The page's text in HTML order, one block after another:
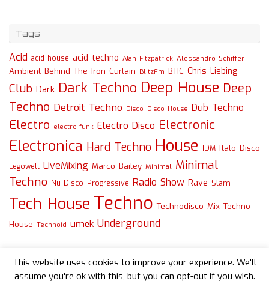
Tags
Acid acid house acid techno Alan Fitzpatrick Alessandro Schiffer
Ambient Behind The Iron Curtain BlitzFm BTIC Chris Liebing
Club Dark Dark Techno Deep House Deep
Techno Detroit Techno Disco Disco House Dub Techno
Electro electro-funk Electro Disco Electronic
Electronica Hard Techno House IDM Italo Disco
Legowelt LiveMixing Marco Bailey Minimal Minimal
Techno Nu Disco Progressive Radio Show Rave Slam
Tech House Techno Technodisco Mix Techno
House Technoid umek Underground
This website uses cookies to improve your experience. We'll
assume you're ok with this, but you can opt-out if you wish.